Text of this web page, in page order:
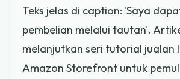
Teks jelas di caption: 'Saya
pembelian melalui tautan'.
melanjutkan seri tutorial jualan
Amazon Storefront untuk